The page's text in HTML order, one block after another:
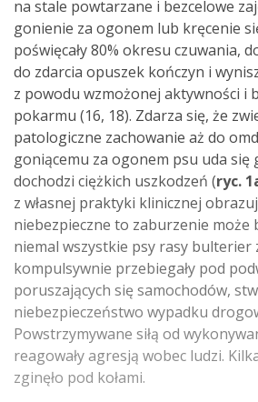
na stale powtarzane i bezcelowe
gonienie za ogonem lub kręcenie
poświęcały 80% okresu czuwania,
do zdarcia opuszek kończyn i
z powodu wzmożonej aktywności i
pokarmu (16, 18). Zdarza się, że
patologiczne zachowanie aż do
goniącemu za ogonem psu uda się
dochodzi ciężkich uszkodzeń (ryc.
z własnej praktyki klinicznej
niebezpieczne to zaburzenie może
niemal wszystkie psy rasy bulterier
kompulsywnie przebiegały pod
poruszających się samochodów,
niebezpieczeństwo wypadku
Powstrzymywane siłą od
reagowały agresją wobec ludzi.
zginęło pod kołami.